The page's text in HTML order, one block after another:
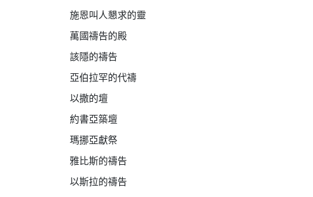
施恩叫人懇求的靈
萬國禱告的殿
該隱的禱告
亞伯拉罕的代禱
以撒的壇
約書亞築壇
瑪挪亞獻祭
雅比斯的禱告
以斯拉的禱告